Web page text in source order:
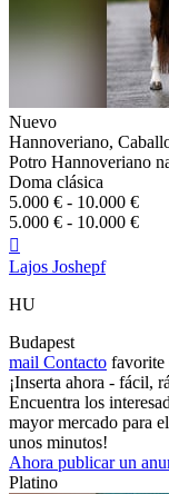
Nuevo
Hannoveriano,
Potro Hannoveriano
Doma clásica
5.000 € - 10.000 €
5.000 € - 10.000 €

Lajos Joshepf
HU
Budapest
mail Contacto favorite
¡Inserta ahora - fácil,
Encuentra los
mayor mercado para
unos minutos!
Ahora publicar un
Platino